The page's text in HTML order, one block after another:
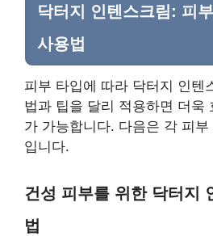
닥터지 인텐스크림: 피
사용법
피부 타입에 따라 닥터지 인텐
법과 팁을 달리 적용하면 더욱
가 가능합니다. 다음은 각 피
입니다.
건성 피부를 위한 닥터지
법